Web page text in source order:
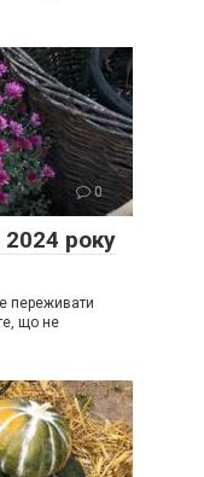
0
року
переживати
що не